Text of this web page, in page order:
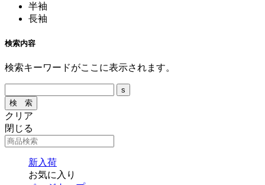
半袖
長袖
検索内容
検索キーワードがここに表示されます。
クリア
閉じる
新入荷
お気に入り